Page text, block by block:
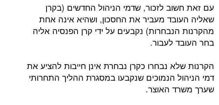
עם זאת חשוב לזכור, שדמי הניהול החדשים (בקרן
שאליה העובד מעביר את החסכון, ושהיא אינה אחת
מהקרנות הנבחרות) נקבעים על ידי קרן הפנסיה אליה
בחר העובד לעבור.
הקרנות שלא נבחרו כקרן נבחרת אינן חייבות להציע את
דמי הניהול הנמוכים שנקבעו במסגרת ההליך התחרותי
שערך משרד האוצר.